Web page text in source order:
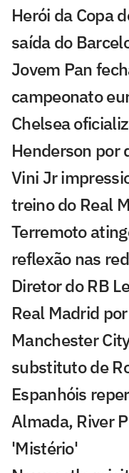
Herói da Copa
saída do
Jovem Pan
campeonato
Chelsea
Henderson por
Vini Jr
treino do Real
Terremoto
reflexão nas
Diretor do RB
Real Madrid
Manchester
substituto de
Espanhóis
Almada, River
'Mistério'